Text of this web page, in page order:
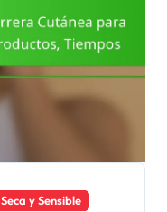
y Sensible